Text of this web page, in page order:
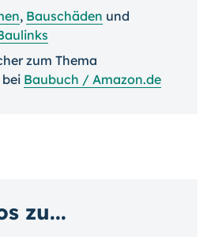
, Bauschäden und
zum Thema
bei Baubuch / Amazon.de
zu...